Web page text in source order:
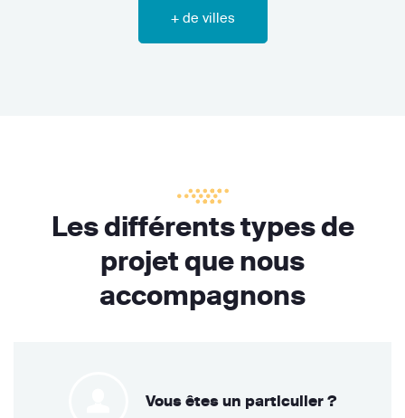
+ de villes
Les différents types de
projet que nous
accompagnons
Vous êtes un particulier ?